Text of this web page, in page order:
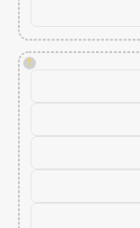
!